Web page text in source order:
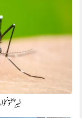
خیبر پختونخوا، 1ہفتے میں ڈینگی کے 35 کیسز رپورٹ